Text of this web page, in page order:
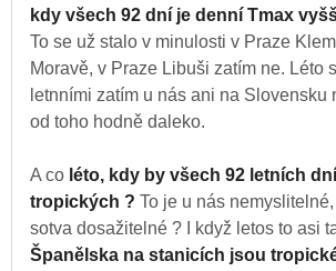
kdy všech 92 dní je denní Tmax
To se už stalo v minulosti v Praze
Moravě, v Praze Libuši zatím ne. Léto
letnními zatím u nás ani na Slovensku
od toho hodně daleko.
A co léto, kdy by všech 92 letních
tropických ? To je u nás
sotva dosažitelné ? I když letos to asi
Španělska na stanicích jsou